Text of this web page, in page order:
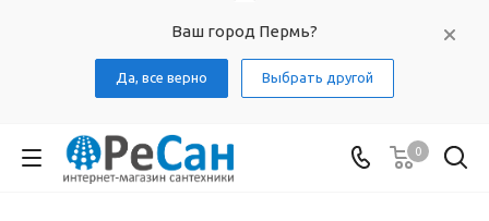
Ваш город Пермь?
Да, все верно Выбрать другой
0